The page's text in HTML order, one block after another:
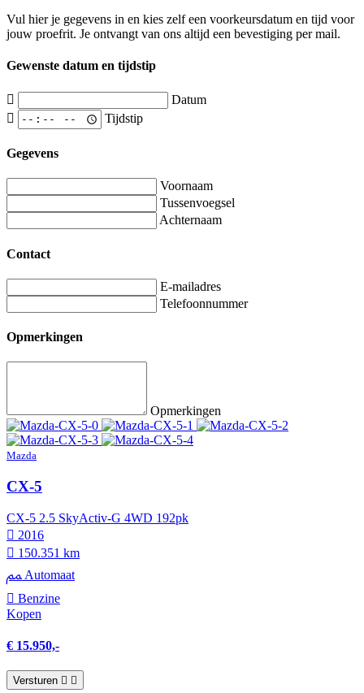
Vul hier je gegevens in en kies zelf een voorkeursdatum en tijd voor
jouw proefrit. Je ontvangt van ons altijd een bevestiging per mail.
Gewenste datum en tijdstip
Datum
Tijdstip
Gegevens
Voornaam
Tussenvoegsel
Achternaam
Contact
E-mailadres
Telefoonnummer
Opmerkingen
Opmerkingen
Mazda
CX-5
CX-5 2.5 SkyActiv-G 4WD 192pk
2016
150.351 km
Automaat
Benzine
Kopen
€ 15.950,-
Versturen